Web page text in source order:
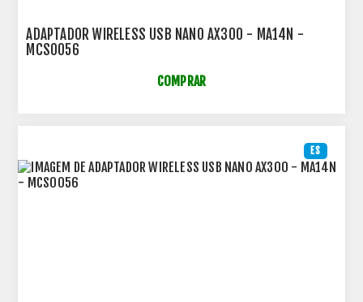
ADAPTADOR WIRELESS USB NANO AX300 - MA14N -
MCS0056
COMPRAR
ES